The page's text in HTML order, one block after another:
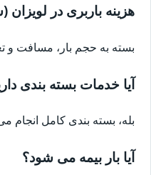
هزینه باربری در
بسته به حجم بار، مسافت و
آیا خدمات بسته بندی
بله، بسته بندی کامل انجام
آیا بار بیمه می شود؟